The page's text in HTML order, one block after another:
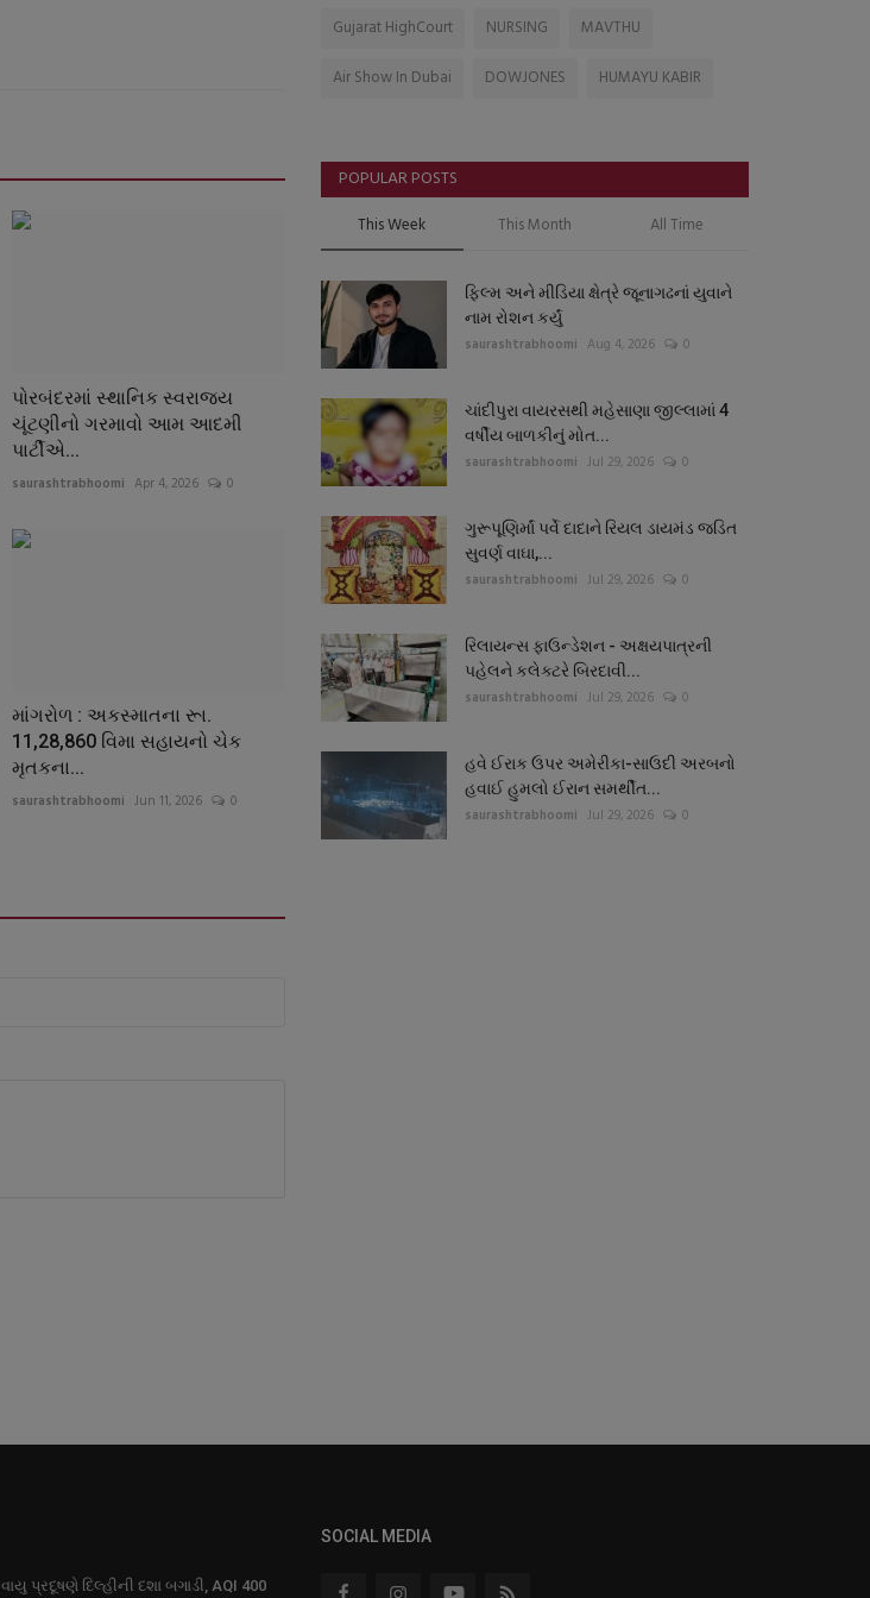
પોરબંદરમાં સ્થાનિક સ્વરાજ્ય
ચૂંટણીનો ગરમાવો આમ આદમી
પાર્ટીએ...
saurashtrabhoomi Apr 4, 2026 0
માંગરોળ : અકસ્માતના રૂા.
11,28,860 વિમા સહાયનો ચેક
મૃતકના...
saurashtrabhoomi Jun 11, 2026 0
Gujarat HighCourt
NURSING
MAVTHU
Air Show In Dubai
DOWJONES HUMAYU KABIR
POPULAR POSTS
This Week This Month All Time
ફિલ્મ અને મીડિયા ક્ષેત્રે જૂનાગઢનાં યુવાને
નામ રોશન કર્યું
saurashtrabhoomi Aug 4, 2026 0
ચાંદીપુરા વાયરસથી મહેસાણા જીલ્લામાં 4
વર્ષીય બાળકીનું મોત...
saurashtrabhoomi Jul 29, 2026 0
ગુરૂપૂણિર્માં પર્વે દાદાને રિયલ ડાયમંડ જડિત
સુવર્ણ વાઘા,...
saurashtrabhoomi Jul 29, 2026 0
રિલાયન્સ ફાઉન્ડેશન - અક્ષયપાત્રની
પહેલને કલેક્ટરે બિરદાવી...
saurashtrabhoomi Jul 29, 2026 0
હવે ઈરાક ઉપર અમેરીકા-સાઉદી અરબનો
હવાઈ હુમલો ઈરાન સમર્થીત...
saurashtrabhoomi Jul 29, 2026 0
વાયુ પ્રદૂષણે દિલ્હીની દશા બગાડી, AQI 400
SOCIAL MEDIA